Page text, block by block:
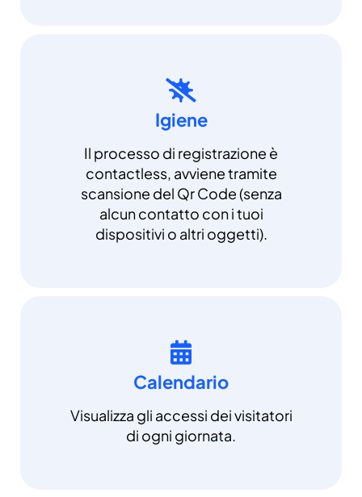
Igiene
Il processo di registrazione è
contactless, avviene tramite
scansione del Qr Code (senza
alcun contatto con i tuoi
dispositivi o altri oggetti).
Calendario
Visualizza gli accessi dei visitatori
di ogni giornata.